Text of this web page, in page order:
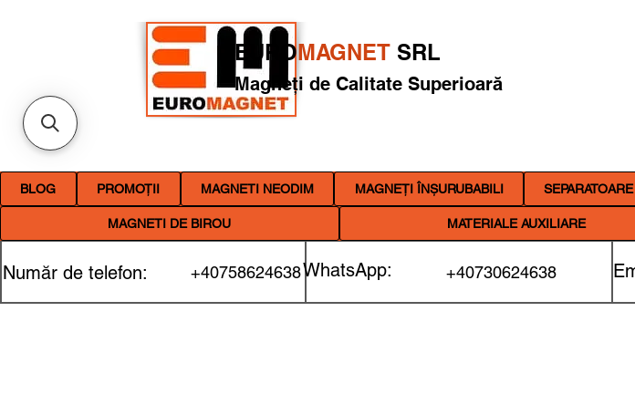
EUROMAGNET SRL
Magneți de Calitate Superioară
BLOG PROMOȚII MAGNETI NEODIM MAGNEȚI ÎNȘURUBABILI
MAGNETI DE BIROU MATERIALE AUXILIARE
Număr de telefon: +40758624638WhatsApp: +40730624638